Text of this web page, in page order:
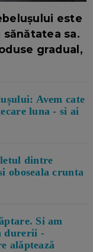
este
sa.
gradual,
Avem cate
luna - si ai
dintre
oboseala crunta
Si am
durerii -
alăptează